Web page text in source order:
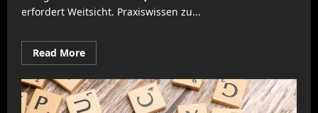
erfordert Weitsicht. Praxiswissen zu...
Read MoreRead
more
Energieeffiziente
Wohnquartiere
nachhaltig